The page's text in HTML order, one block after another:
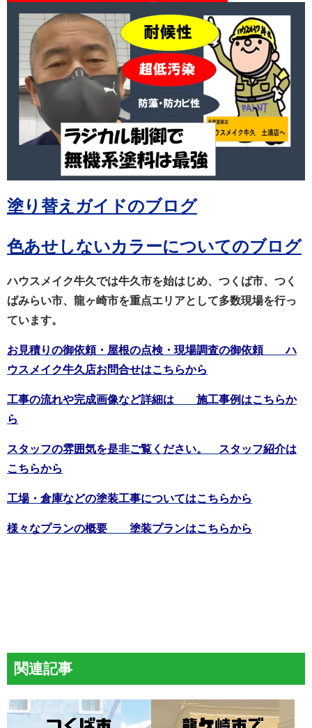
塗り替えガイドのブログ
色あせしないカラーについてのブログ
ハウスメイク牛久では牛久市を始はじめ、つくば市、つく
ばみらい市、龍ヶ崎市を重点エリアとして多数現場を行っ
ています。
お見積りの御依頼・屋根の点検・現場調査の御依頼 ハ
ウスメイク牛久店お問合せはこちらから
工事の流れや完成画像など詳細は 施工事例はこちらか
ら
スタッフの雰囲気を是非ご覧ください。 スタッフ紹介は
こちらから
工場・倉庫などの塗装工事についてはこちらから
様々なプランの概要 塗装プランはこちらから
関連記事